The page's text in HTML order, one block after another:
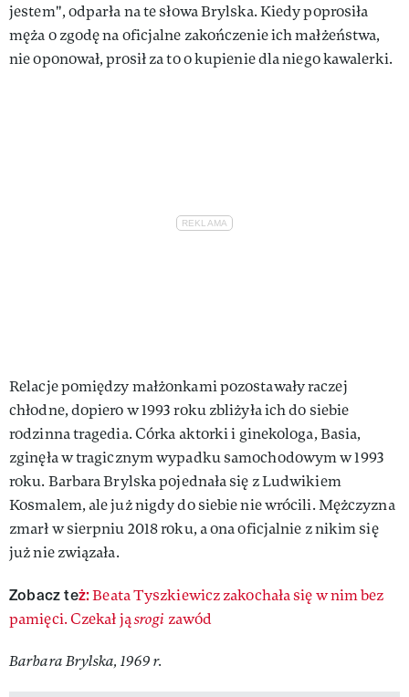
jestem", odparła na te słowa Brylska. Kiedy poprosiła
męża o zgodę na oficjalne zakończenie ich małżeństwa,
nie oponował, prosił za to o kupienie dla niego kawalerki.
Relacje pomiędzy małżonkami pozostawały raczej
chłodne, dopiero w 1993 roku zbliżyła ich do siebie
rodzinna tragedia. Córka aktorki i ginekologa, Basia,
zginęła w tragicznym wypadku samochodowym w 1993
roku. Barbara Brylska pojednała się z Ludwikiem
Kosmalem, ale już nigdy do siebie nie wrócili. Mężczyzna
zmarł w sierpniu 2018 roku, a ona oficjalnie z nikim się
już nie związała.
Zobacz też:Beata Tyszkiewicz zakochała się w nim bez
pamięci. Czekał jąsrogi zawód
Barbara Brylska, 1969 r.